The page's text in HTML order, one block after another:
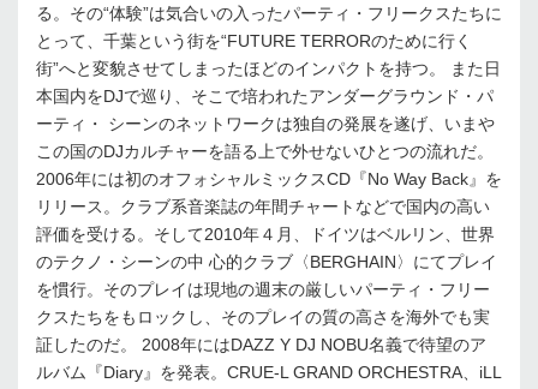
る。その“体験”は気合いの入ったパーティ・フリークスたちに
とって、千葉という街を“FUTURE TERRORのために行く
街”へと変貌させてしまったほどのインパクトを持つ。 また日
本国内をDJで巡り、そこで培われたアンダーグラウンド・パ
ーティ・ シーンのネットワークは独自の発展を遂げ、いまや
この国のDJカルチャーを語る上で外せないひとつの流れだ。
2006年には初のオフォシャルミックスCD『No Way Back』を
リリース。クラブ系音楽誌の年間チャートなどで国内の高い
評価を受ける。そして2010年４月、ドイツはベルリン、世界
のテクノ・シーンの中 心的クラブ〈BERGHAIN〉にてプレイ
を慣行。そのプレイは現地の週末の厳しいパーティ・フリー
クスたちをもロックし、そのプレイの質の高さを海外でも実
証したのだ。 2008年にはDAZZ Y DJ NOBU名義で待望のア
ルバム『Diary』を発表。CRUE-L GRAND ORCHESTRA、iLL